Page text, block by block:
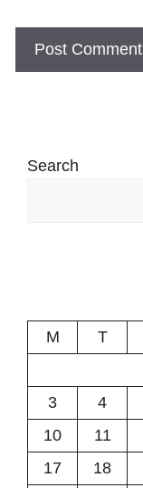
Search
M
T
3
4
10
11
17
18